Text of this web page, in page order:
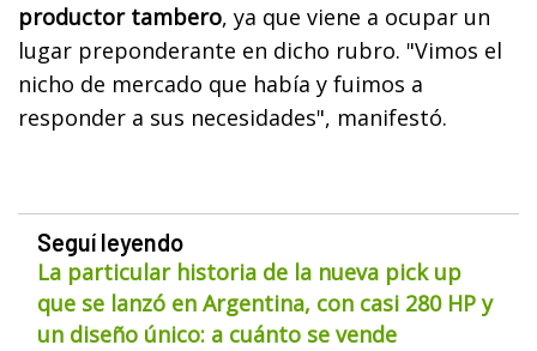
productor tambero, ya que viene a ocupar un
lugar preponderante en dicho rubro. "Vimos el
nicho de mercado que había y fuimos a
responder a sus necesidades", manifestó.
Seguí leyendo
La particular historia de la nueva pick up
que se lanzó en Argentina, con casi 280 HP y
un diseño único: a cuánto se vende